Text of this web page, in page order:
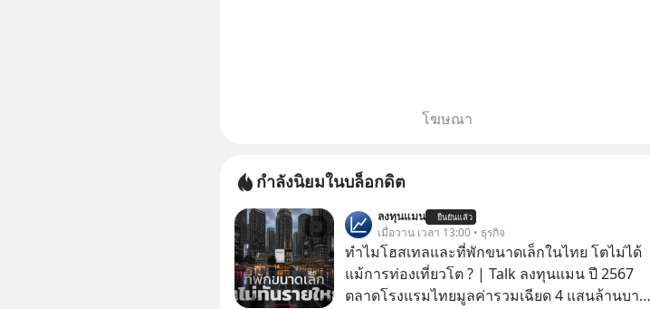
โฆษณา
กำลังนิยมในบล็อกดิต
ลงทุนแมน ยืนยันแล้ว
เมื่อวาน เวลา 13:00 • ธุรกิจ
ทำไมโฮสเทลและที่พักขนาดเล็กในไทย โตไม่ได้
แม้การท่องเที่ยวโต ? | Talk ลงทุนแมน ปี 2567
ตลาดโรงแรมไทยมูลค่ารวมเฉียด 4 แสนล้านบาท